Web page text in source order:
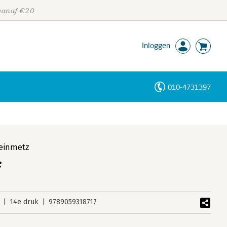
€20
Inloggen
010-4731397
14e druk 9789059318717
Personen